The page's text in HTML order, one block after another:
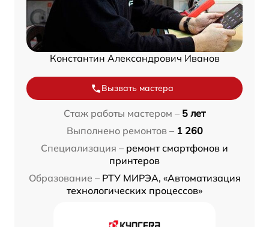
Константин Александрович Иванов
Вызвать мастера
Стаж работы мастером – 5 лет
Выполнено ремонтов – 1 260
Специализация – ремонт смартфонов и
принтеров
Образование – РТУ МИРЭА, «Автоматизация
технологических процессов»